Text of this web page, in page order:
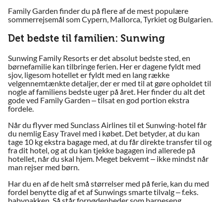
Family Garden finder du på flere af de mest populære
sommerrejsemål som Cypern, Mallorca, Tyrkiet og Bulgarien.
Det bedste til familien: Sunwing
Sunwing Family Resorts er det absolut bedste sted, en
børnefamilie kan tilbringe ferien. Her er dagene fyldt med
sjov, ligesom hotellet er fyldt med en lang række
velgennemtænkte detaljer, der er med til at gøre opholdet til
nogle af familiens bedste uger på året. Her finder du alt det
gode ved Family Garden – tilsat en god portion ekstra
fordele.
Når du flyver med Sunclass Airlines til et Sunwing-hotel får
du nemlig Easy Travel med i købet. Det betyder, at du kan
tage 10 kg ekstra bagage med, at du får direkte transfer til og
fra dit hotel, og at du kan tjekke bagagen ind allerede på
hotellet, når du skal hjem. Meget bekvemt – ikke mindst når
man rejser med børn.
Har du en af de helt små størrelser med på ferie, kan du med
fordel benytte dig af et af Sunwings smarte tilvalg – f.eks.